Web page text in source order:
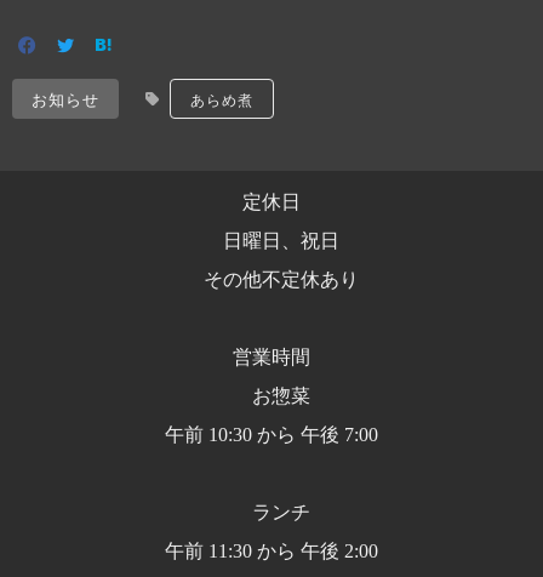
お知らせ あらめ煮
定休日
日曜日、祝日
その他不定休あり
営業時間
お惣菜
午前 10:30 から 午後 7:00
ランチ
午前 11:30 から 午後 2:00